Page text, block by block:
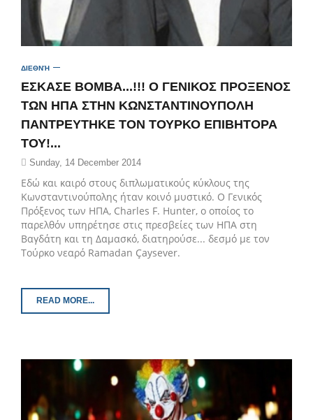
ΔΙΕΘΝΉ
ΕΣΚΑΣΕ ΒΟΜΒΑ...!!! Ο ΓΕΝΙΚΟΣ ΠΡΟΞΕΝΟΣ
ΤΩΝ ΗΠΑ ΣΤΗΝ ΚΩΝΣΤΑΝΤΙΝΟΥΠΟΛΗ
ΠΑΝΤΡΕΥΤΗΚΕ ΤΟΝ ΤΟΥΡΚΟ ΕΠΙΒΗΤΟΡΑ
ΤΟΥ!...
Sunday, 14 December 2014
Εδώ και καιρό στους διπλωματικούς κύκλους της
Κωνσταντινούπολης ήταν κοινό μυστικό. Ο Γενικός
Πρόξενος των ΗΠΑ, Charles F. Hunter, ο οποίος το
παρελθόν υπηρέτησε στις πρεσβείες των ΗΠΑ στη
Βαγδάτη και τη Δαμασκό, διατηρούσε... δεσμό με τον
Τούρκο νεαρό Ramadan Çaysever.
READ MORE...